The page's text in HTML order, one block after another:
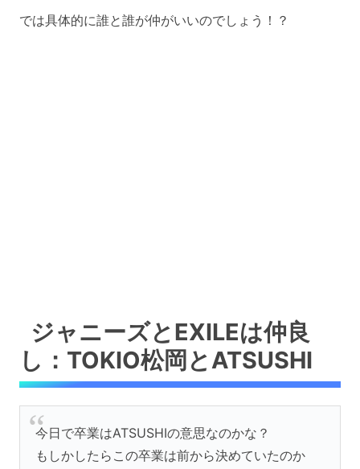
では具体的に誰と誰が仲がいいのでしょう！？
ジャニーズとEXILEは仲良
し：TOKIO松岡とATSUSHI
今日で卒業はATSUSHIの意思なのかな？
もしかしたらこの卒業は前から決めていたのか